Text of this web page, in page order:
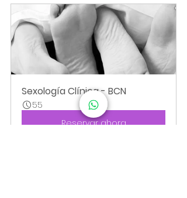
Sexología Clínica - BCN
55
Reservar ahora